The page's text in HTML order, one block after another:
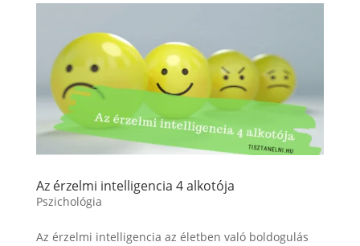
Az érzelmi intelligencia 4 alkotója
Pszichológia
Az érzelmi intelligencia az életben való boldogulás